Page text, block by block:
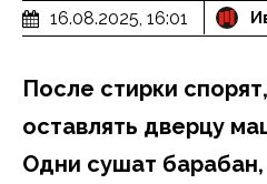
16.08.2025, 16:01
После стирки
оставлять дверцу
Одни сушат